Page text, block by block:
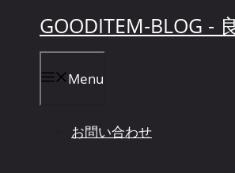
GOODITEM-BLOG -
Menu
お問い合わせ